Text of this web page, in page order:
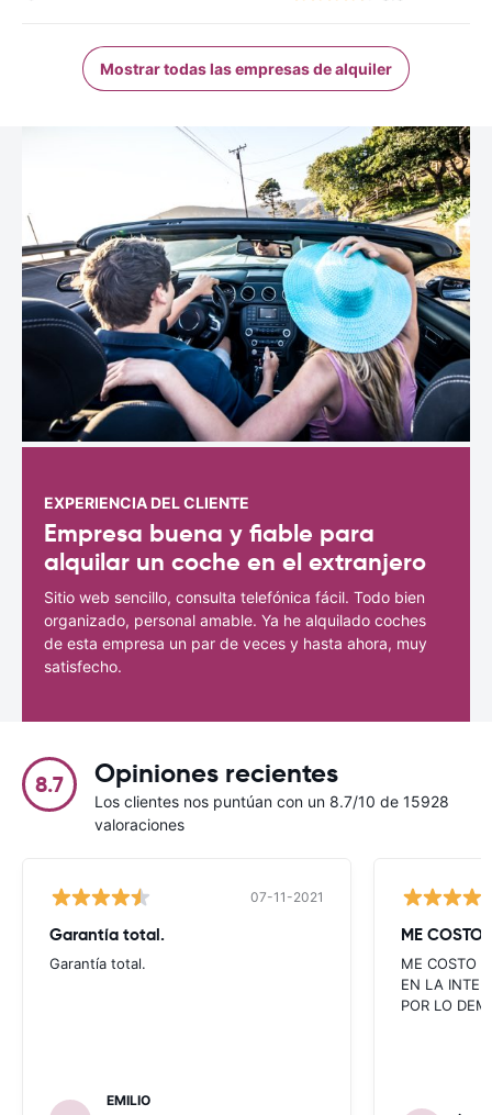
Mostrar todas las empresas de alquiler
EXPERIENCIA DEL CLIENTE
Empresa buena y fiable para
alquilar un coche en el extranjero
Sitio web sencillo, consulta telefónica fácil. Todo bien
organizado, personal amable. Ya he alquilado coches
de esta empresa un par de veces y hasta ahora, muy
satisfecho.
8.7 Opiniones recientes
Los clientes nos puntúan con un 8.7/10 de 15928
valoraciones
07-11-2021
Garantía total.
Garantía total.
EMILIO
ME COSTO
ME COSTO
EN LA
POR LO